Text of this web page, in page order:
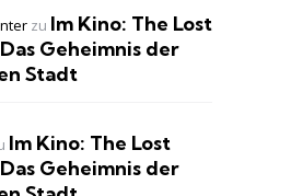
zu Im Kino: The Lost
Geheimnis der
Stadt
Im Kino: The Lost
Geheimnis der